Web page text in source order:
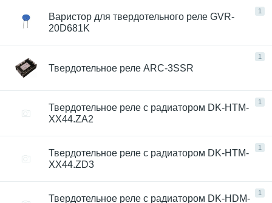
1
Варистор для твердотельного реле GVR-
20D681K
1
Твердотельное реле ARC-3SSR
1
Твердотельное реле с радиатором DK-HTM-
ХХ44.ZA2
1
Твердотельное реле с радиатором DK-HTM-
ХХ44.ZD3
1
Твердотельное реле с радиатором DK-HDM-